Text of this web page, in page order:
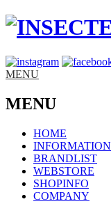
MENU
MENU
HOME
INFORMATION
BRANDLIST
WEBSTORE
SHOPINFO
COMPANY